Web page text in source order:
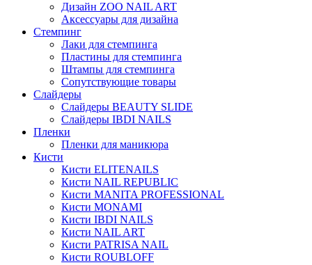
Дизайн ZOO NAIL ART
Аксессуары для дизайна
Стемпинг
Лаки для стемпинга
Пластины для стемпинга
Штампы для стемпинга
Сопутствующие товары
Слайдеры
Слайдеры BEAUTY SLIDE
Слайдеры IBDI NAILS
Пленки
Пленки для маникюра
Кисти
Кисти ELITENAILS
Кисти NAIL REPUBLIC
Кисти MANITA PROFESSIONAL
Кисти MONAMI
Кисти IBDI NAILS
Кисти NAIL ART
Кисти PATRISA NAIL
Кисти ROUBLOFF